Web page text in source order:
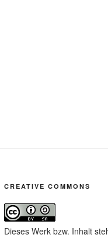
CREATIVE COMMONS
Dieses Werk bzw. Inhalt